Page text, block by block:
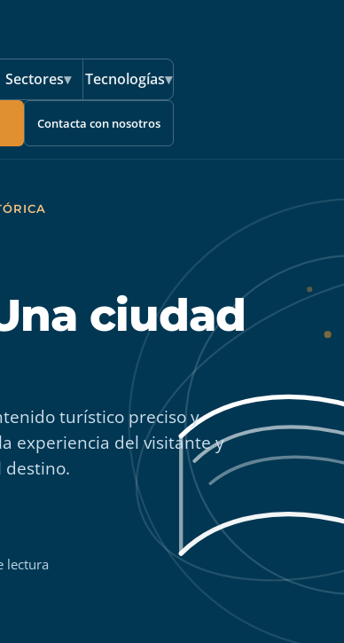
Sectores▾ Tecnologías▾
Contacta con nosotros
ciudad
turístico preciso y
experiencia del visitante y
destino.
lectura